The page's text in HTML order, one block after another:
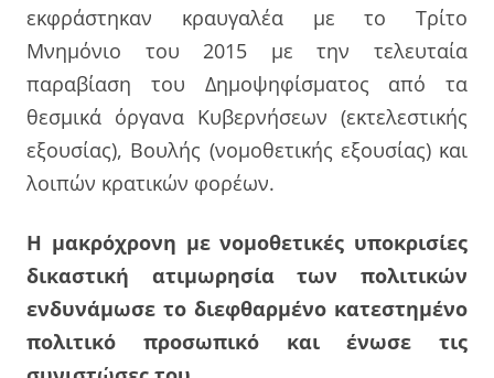
εκφράστηκαν κραυγαλέα με το Τρίτο
Μνημόνιο του 2015 με την τελευταία
παραβίαση του Δημοψηφίσματος από τα
θεσμικά όργανα Κυβερνήσεων (εκτελεστικής
εξουσίας), Βουλής (νομοθετικής εξουσίας) και
λοιπών κρατικών φορέων.
Η μακρόχρονη με νομοθετικές υποκρισίες
δικαστική ατιμωρησία των πολιτικών
ενδυνάμωσε το διεφθαρμένο κατεστημένο
πολιτικό προσωπικό και ένωσε τις